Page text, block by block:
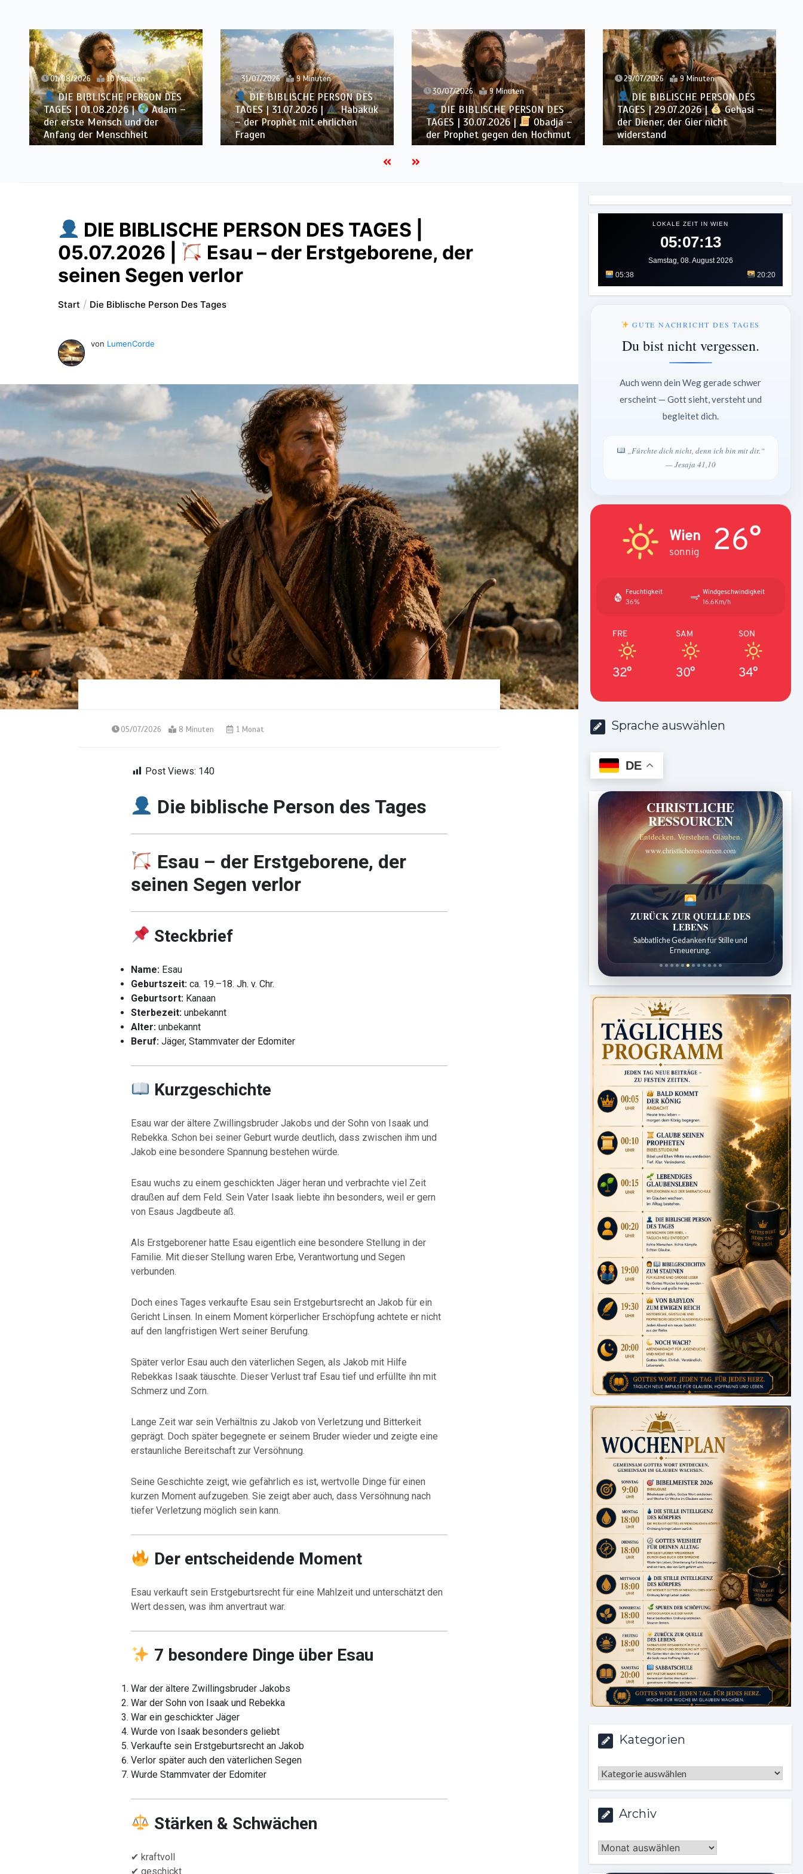
01/08/2026 10 Minuten
DIE BIBLISCHE PERSON DES
TAGES | 01.08.2026 |
Adam –
der erste Mensch und der
Anfang der Menschheit
31/07/2026 9 Minuten
DIE BIBLISCHE PERSON DES
TAGES | 31.07.2026 |
Habakuk
– der Prophet mit ehrlichen
Fragen
30/07/2026 9 Minuten
DIE BIBLISCHE PERSON DES
TAGES | 30.07.2026 |
Obadja –
der Prophet gegen den Hochmut
29/07/2026 9 Minuten
DIE BIBLISCHE PERSON DES
TAGES | 29.07.2026 |
Gehasi –
der Diener, der Gier nicht
widerstand
DIE BIBLISCHE PERSON DES TAGES |
05.07.2026 |
Esau – der Erstgeborene, der
seinen Segen verlor
Start Die Biblische Person Des Tages
von LumenCorde
05/07/2026 8 Minuten 1 Monat
Post Views: 140
Die biblische Person des Tages
Esau – der Erstgeborene, der
seinen Segen verlor
Steckbrief
Name:Esau
Geburtszeit:ca. 19.–18. Jh. v. Chr.
Geburtsort:Kanaan
Sterbezeit:unbekannt
Alter:unbekannt
Beruf:Jäger, Stammvater der Edomiter
Kurzgeschichte
Esau war der ältere Zwillingsbruder Jakobs und der Sohn von Isaak und
Rebekka. Schon bei seiner Geburt wurde deutlich, dass zwischen ihm und
Jakob eine besondere Spannung bestehen würde.
Esau wuchs zu einem geschickten Jäger heran und verbrachte viel Zeit
draußen auf dem Feld. Sein Vater Isaak liebte ihn besonders, weil er gern
von Esaus Jagdbeute aß.
Als Erstgeborener hatte Esau eigentlich eine besondere Stellung in der
Familie. Mit dieser Stellung waren Erbe, Verantwortung und Segen
verbunden.
Doch eines Tages verkaufte Esau sein Erstgeburtsrecht an Jakob für ein
Gericht Linsen. In einem Moment körperlicher Erschöpfung achtete er nicht
auf den langfristigen Wert seiner Berufung.
Später verlor Esau auch den väterlichen Segen, als Jakob mit Hilfe
Rebekkas Isaak täuschte. Dieser Verlust traf Esau tief und erfüllte ihn mit
Schmerz und Zorn.
Lange Zeit war sein Verhältnis zu Jakob von Verletzung und Bitterkeit
geprägt. Doch später begegnete er seinem Bruder wieder und zeigte eine
erstaunliche Bereitschaft zur Versöhnung.
Seine Geschichte zeigt, wie gefährlich es ist, wertvolle Dinge für einen
kurzen Moment aufzugeben. Sie zeigt aber auch, dass Versöhnung nach
tiefer Verletzung möglich sein kann.
Der entscheidende Moment
Esau verkauft sein Erstgeburtsrecht für eine Mahlzeit und unterschätzt den
Wert dessen, was ihm anvertraut war.
7 besondere Dinge über Esau
War der ältere Zwillingsbruder Jakobs
War der Sohn von Isaak und Rebekka
War ein geschickter Jäger
Wurde von Isaak besonders geliebt
Verkaufte sein Erstgeburtsrecht an Jakob
Verlor später auch den väterlichen Segen
Wurde Stammvater der Edomiter
Stärken & Schwächen
✔ kraftvoll
✔ geschickt
LOKALE ZEIT IN WIEN
05:07:16
Samstag, 08. August 2026
05:38
20:20
GUTE NACHRICHT DES TAGES
Du bist nicht vergessen.
Auch wenn dein Weg gerade schwer
erscheint — Gott sieht, versteht und
begleitet dich.
„Fürchte dich nicht, denn ich bin mit dir.“
— Jesaja 41,10
Wien
sonnig 26°
Feuchtigkeit
36%
Windgeschwindigkeit
16.6Km/h
FRE
32°
SAM
30°
SON
34°
Sprache auswählen
DE
CHRISTLICHE
RESSOURCEN
Entdecken. Verstehen. Glauben.
www.christlicheressourcen.com
SPUREN DER SCHÖPFUNG
Entdeckungen aus der Natur.
Kategorien
Kategorien
Archiv
Archiv